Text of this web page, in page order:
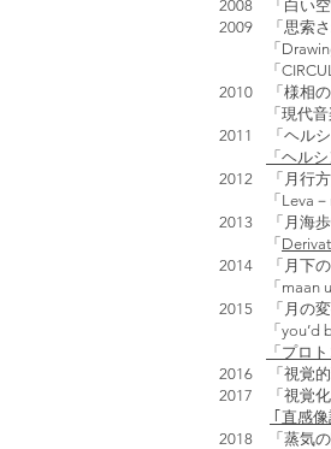
2008 「白い空
2009 「思索さ
「Drawing
「
2010 「様相の
「現代音楽
2011 「ヘルシ
「ヘル
2012 「月行方
「Leva－me
2013 「月海歩
「
2014 「月下の
「maan
2015 「月の変
「you’d be
「プロ
2016 「視覚的
2017 「視覚化
｢直感
2018 「蒸気の